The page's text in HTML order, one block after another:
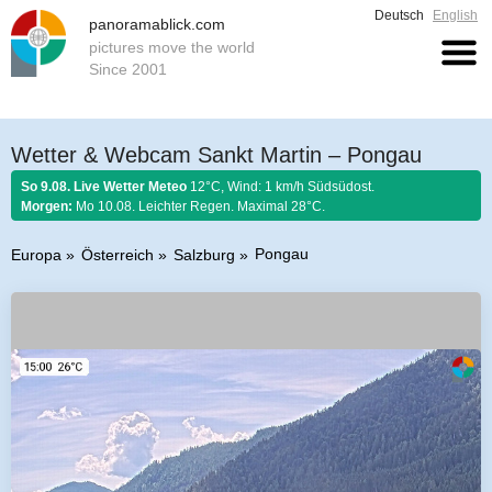
panoramablick.com
pictures move the world
Since 2001
Deutsch English
Wetter & Webcam Sankt Martin – Pongau
So 9.08. Live Wetter Meteo 12°C, Wind: 1 km/h Südsüdost.
Morgen: Mo 10.08. Leichter Regen. Maximal 28°C.
Europa Österreich Salzburg Pongau